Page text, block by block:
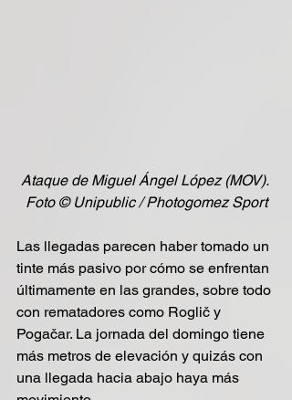
Ataque de Miguel Ángel López (MOV).
Foto © Unipublic / Photogomez Sport
Las llegadas parecen haber tomado un
tinte más pasivo por cómo se enfrentan
últimamente en las grandes, sobre todo
con rematadores como Roglič y
Pogačar. La jornada del domingo tiene
más metros de elevación y quizás con
una llegada hacia abajo haya más